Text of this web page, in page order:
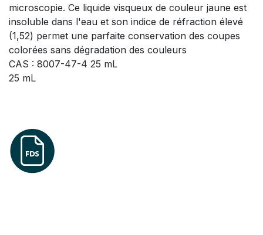
microscopie. Ce liquide visqueux de couleur jaune est
insoluble dans l'eau et son indice de réfraction élevé
(1,52) permet une parfaite conservation des coupes
colorées sans dégradation des couleurs
CAS : 8007-47-4 25 mL
25 mL